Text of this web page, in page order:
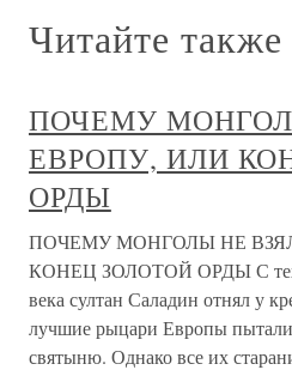
Читайте также
ПОЧЕМУ
ЕВРОПУ, ИЛИ
ОРДЫ
ПОЧЕМУ МОНГОЛЫ НЕ
КОНЕЦ ЗОЛОТОЙ ОРДЫ С тех
века султан Саладин отнял у
лучшие рыцари Европы
святыню. Однако все их